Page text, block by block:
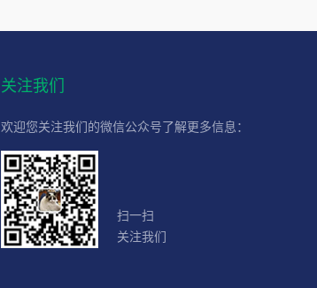
关注我们
欢迎您关注我们的微信公众号了解更多信息：
扫一扫
关注我们